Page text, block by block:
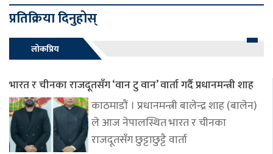
प्रतिक्रिया दिनुहोस्
लोकप्रिय
भारत र चीनका राजदूतसँग ‘वान टु वान’ वार्ता गर्दै प्रधानमन्त्री शाह
काठमाडौं । प्रधानमन्त्री बालेन्द्र शाह (बालेन)
ले आज नेपालस्थित भारत र चीनका
राजदूतसँग छुट्टाछुट्टै वार्ता